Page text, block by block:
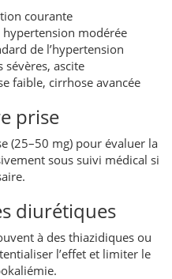
courante
modérée
de l’hypertension
ascite
faible, cirrhose avancée
prise
(25–50 mg) pour évaluer la
sous suivi médical si
diurétiques
à des thiazidiques ou
l’effet et limiter le